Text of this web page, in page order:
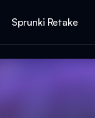
Sprunki Retake